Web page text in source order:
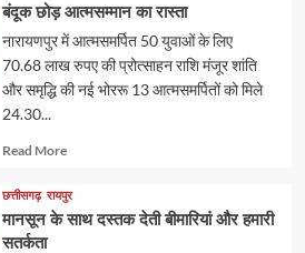
​बंदूक छोड़ आत्मसम्मान का रास्ता
नारायणपुर में आत्मसमर्पित 50 युवाओं के लिए
70.68 लाख रुपए की प्रोत्साहन राशि मंजूर ​शांति
और समृद्धि की नई भोररू 13 आत्मसमर्पितों को मिले
24.30...
Read MoreRead
about
छत्तीसगढ़ रायपुर
मानसून के साथ दस्तक देती बीमारियां और हमारी
सतर्कता